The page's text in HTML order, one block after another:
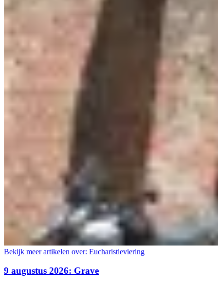
Bekijk meer artikelen over: Eucharistieviering
9 augustus 2026: Grave